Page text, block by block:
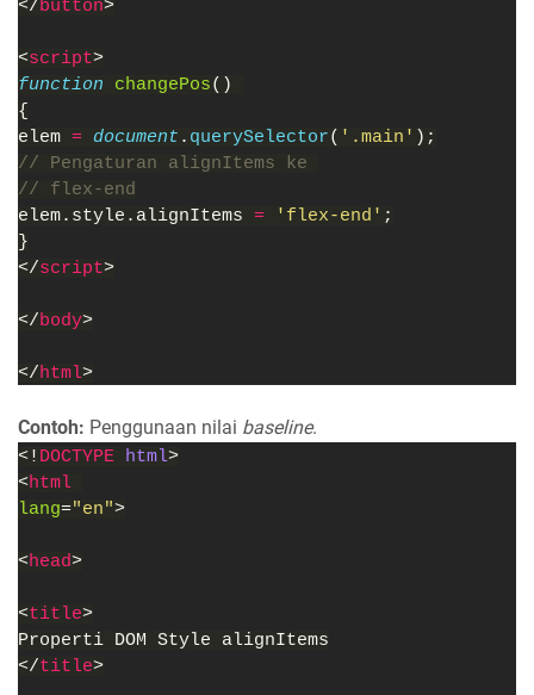
</button>
<script>
function changePos()
{
elem = document . querySelector( '.main' );
// Pengaturan alignItems ke
// flex-end
elem.style.alignItems = 'flex-end' ;
}
</script>
</body>
</html>
Contoh: Penggunaan nilai baseline.
<! DOCTYPE html>
<html
lang="en">
<head>
<title>
Properti DOM Style alignItems
</title>